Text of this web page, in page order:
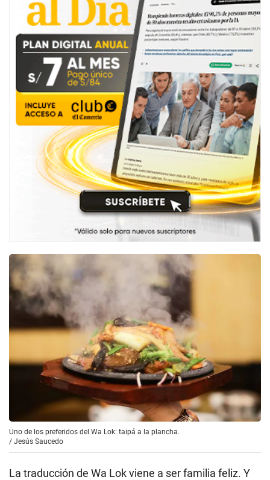
Uno de los preferidos del Wa Lok: taipá a la plancha.
/ Jesús Saucedo
La traducción de Wa Lok viene a ser familia feliz. Y